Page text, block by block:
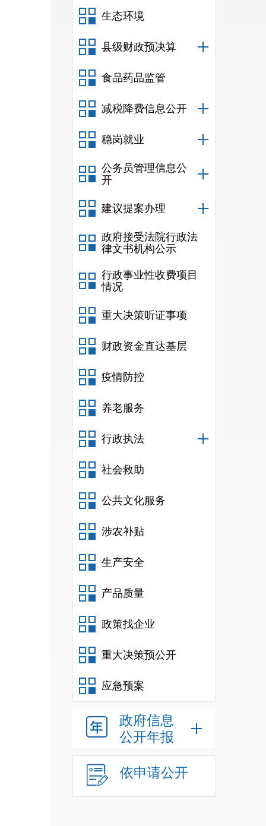
生态环境
县级财政预决算
食品药品监管
减税降费信息公开
稳岗就业
公务员管理信息公
开
建议提案办理
政府接受法院行政法
律文书机构公示
行政事业性收费项目
情况
重大决策听证事项
财政资金直达基层
疫情防控
养老服务
行政执法
社会救助
公共文化服务
涉农补贴
生产安全
产品质量
政策找企业
重大决策预公开
应急预案
政府信息
公开年报
依申请公开